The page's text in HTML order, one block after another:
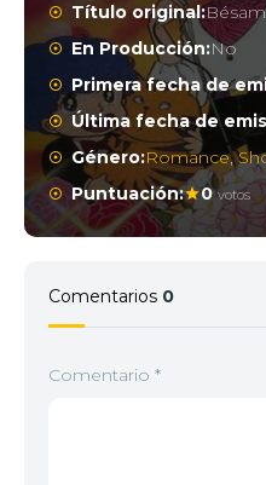
Título original:
En Producción:No
Primera fecha de
Última fecha de
Género:Romance,
Puntuación:
0 votos
Comentarios 0
Comentario *